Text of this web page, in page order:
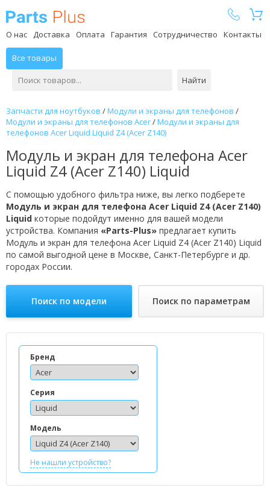
О нас Доставка Оплата Гарантия Сотрудничество Контакты
Все товары
Найти
Запчасти для ноутбуков /Модули и экраны для телефонов /
Модули и экраны для телефонов Acer/Модули и экраны для
телефонов Acer Liquid Liquid Z4 (Acer Z140)
Модуль и экран для телефона Acer
Liquid Z4 (Acer Z140) Liquid
С помощью удобного фильтра ниже, вы легко подберете
Модуль и экран для телефона Acer Liquid Z4 (Acer Z140)
Liquid которые подойдут именно для вашей модели
устройства. Компания «Parts-Plus» предлагает купить
Модуль и экран для телефона Acer Liquid Z4 (Acer Z140) Liquid
по самой выгодной цене в Москве, Санкт-Петербурге и др.
городах России.
Поиск по модели Поиск по параметрам
Бренд
Серия
Модель
Не нашли устройство?